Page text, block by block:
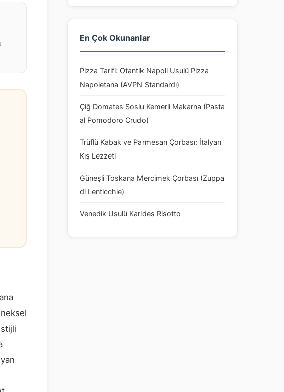
En Çok Okunanlar
Pizza Tarifi: Otantik Napoli Usulü Pizza
Napoletana (AVPN Standardı)
Çiğ Domates Soslu Kemerli Makarna (Pasta
al Pomodoro Crudo)
Trüflü Kabak ve Parmesan Çorbası: İtalyan
Kış Lezzeti
Güneşli Toskana Mercimek Çorbası (Zuppa
di Lenticchie)
Venedik Usulü Karides Risotto